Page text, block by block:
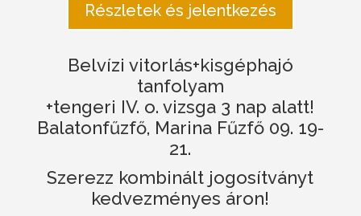
Részletek és jelentkezés
Belvízi vitorlás+kisgéphajó
tanfolyam
+tengeri IV. o. vizsga 3 nap alatt!
Balatonfűzfő, Marina Fűzfő 09. 19-
21.
Szerezz kombinált jogosítványt
kedvezményes áron!